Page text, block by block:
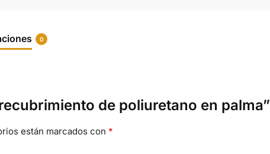
0
de poliuretano en palma”
están marcados con *